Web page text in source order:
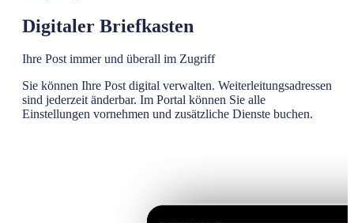
Digitaler Briefkasten
Ihre Post immer und überall im Zugriff
Sie können Ihre Post digital verwalten. Weiterleitungsadressen
sind jederzeit änderbar. Im Portal können Sie alle
Einstellungen vornehmen und zusätzliche Dienste buchen.